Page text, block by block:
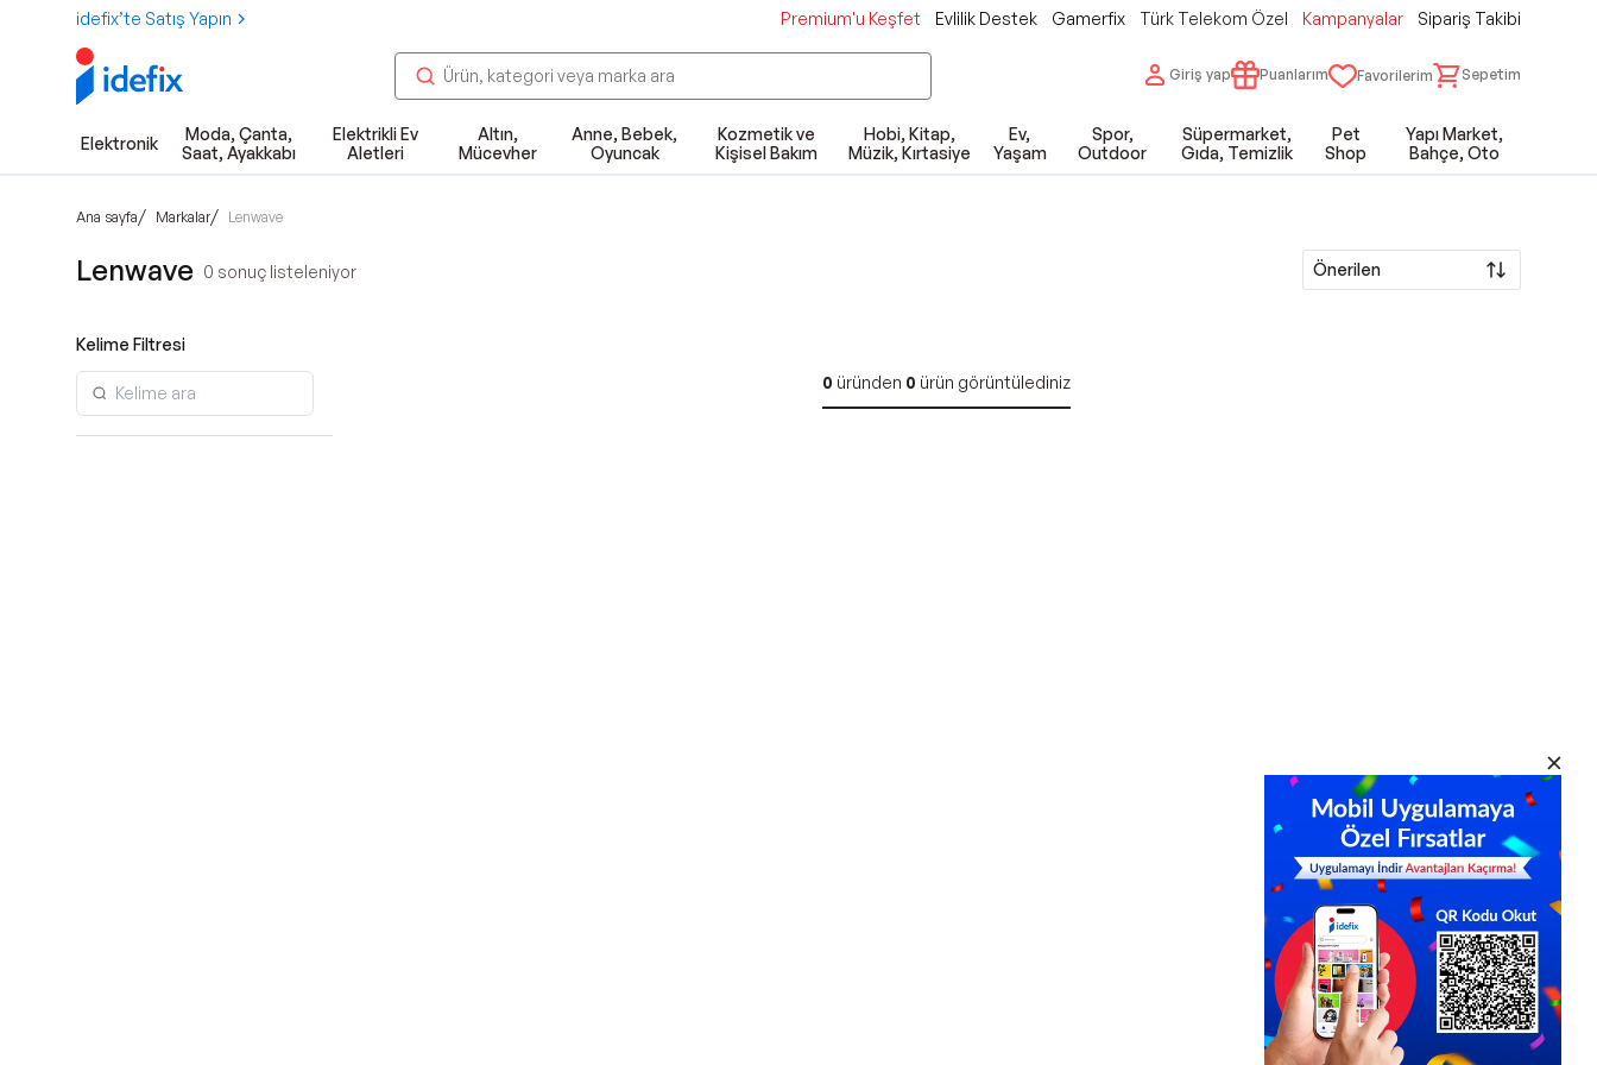
idefix’te Satış Yapın Premium'u Keşfet Evlilik Destek Gamerfix Türk Telekom Özel Kampanyalar Sipariş Takibi
Giriş yap Puanlarım Favorilerim Sepetim
Elektronik
Moda, Çanta,
Saat, Ayakkabı
Elektrikli Ev
Aletleri
Altın,
Mücevher
Anne, Bebek,
Oyuncak
Kozmetik ve
Kişisel Bakım
Hobi, Kitap,
Müzik, Kırtasiye
Ev,
Yaşam
Spor,
Outdoor
Süpermarket,
Gıda, Temizlik
Pet
Shop
Yapı Market,
Bahçe, Oto
Ana sayfa/ Markalar/ Lenwave
Lenwave 0 sonuç listeleniyor Önerilen
Kelime Filtresi
0 üründen 0 ürün görüntülediniz